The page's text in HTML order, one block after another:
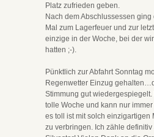
Platz zufrieden geben.
Nach dem Abschlussessen
Mal zum Lagerfeuer und zur
einzige in der Woche, bei der
hatten ;-).
Pünktlich zur Abfahrt Sonntag
Regenwetter Einzug
Stimmung gut
tolle Woche und kann nur
es toll ist mit solch einzigartigen
zu verbringen. Ich zähle